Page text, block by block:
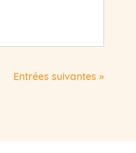
Entrées suivantes »